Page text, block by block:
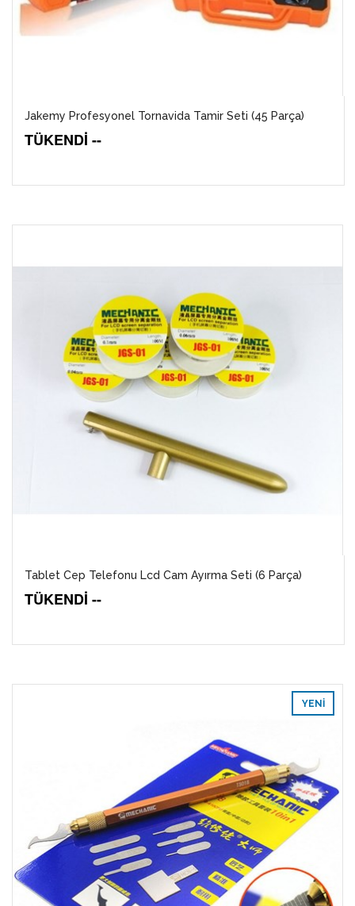
Jakemy Profesyonel Tornavida Tamir Seti (45 Parça)
TÜKENDİ --
Tablet Cep Telefonu Lcd Cam Ayırma Seti (6 Parça)
TÜKENDİ --
YENI